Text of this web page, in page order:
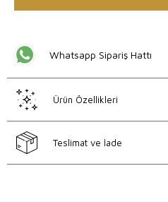
Whatsapp Sipariş Hattı
Ürün Özellikleri
Teslimat ve İade